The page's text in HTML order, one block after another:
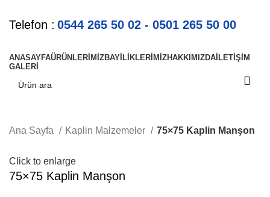
Telefon : 0544 265 50 02 - 0501 265 50 00
ANASAYFAÜRÜNLERIMIZBAYILIKLERIMIZHAKKIMIZDA İLETIŞIM
GALERI
Ana Sayfa Kaplin Malzemeler 75×75 Kaplin Manşon
Click to enlarge
75×75 Kaplin Manşon